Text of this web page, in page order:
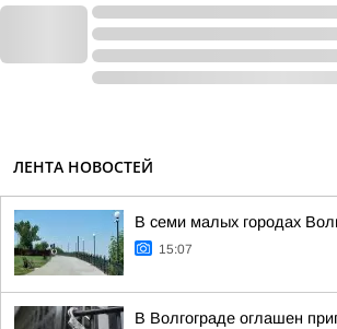
ЛЕНТА НОВОСТЕЙ
В семи малых городах
15:07
В Волгограде оглашен